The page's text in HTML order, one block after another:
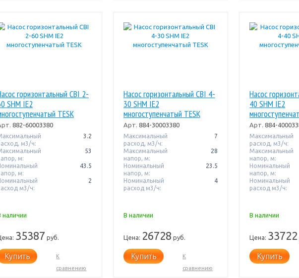
горизонтальный CBI 2-
SHM IE2
TESK
882-60003380
м3/ч:
3.2
м:
53
м:
43.5
м3/ч:
2
наличии
35387 руб.
Купить
К
сравнению
Насос горизонтальный CBI 4-
30 SHM IE2
многоступенчатый TESK
Арт. 884-30003380
Максимальный
расход, м3/ч:
7
Максимальный
напор, м:
28
Номинальный
напор, м:
23.5
Номинальный
расход м3/ч:
4
В наличии
Цена: 26728 руб.
Купить
К
сравнению
Насос
40 SHM IE2
Арт. 884-
Максимальный
расход, м3/ч:
Максимальный
напор, м:
Номинальный
напор, м:
Номинальный
расход м3/ч:
В наличии
Цена: 33722
Купить